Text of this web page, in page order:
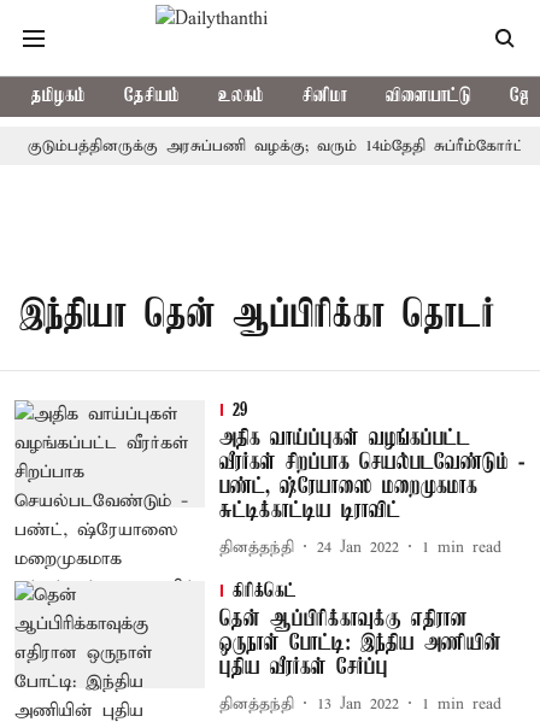
தமிழகம் தேசியம் உலகம் சினிமா விளையாட்டு
குடும்பத்தினருக்கு அரசுப்பணி வழக்கு; வரும் 14ம்தேதி
இந்தியா தென் ஆப்பிரிக்கா தொடர்
29
அதிக வாய்ப்புகள் வழங்கப்பட்ட
வீரர்கள் சிறப்பாக செயல்படவேண்டும் -
பண்ட், ஷ்ரேயாஸை மறைமுகமாக
சுட்டிக்காட்டிய டிராவிட்
தினத்தந்தி 24 Jan 2022 1 min read
கிரிக்கெட்
தென் ஆப்பிரிக்காவுக்கு எதிரான
ஒருநாள் போட்டி: இந்திய அணியின்
புதிய வீரர்கள் சேர்ப்பு
தினத்தந்தி 13 Jan 2022 1 min read